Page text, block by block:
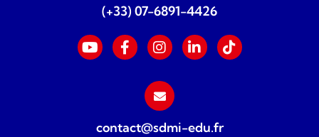
(+33) 07-6891-4426
contact@sdmi-edu.fr